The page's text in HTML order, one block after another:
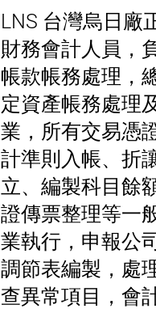
LNS 台灣烏日廠
財務會計人員，
帳款帳務處理，
定資產帳務處理
業，所有交易憑
計準則入帳、折
立、編製科目餘
證傳票整理等一
業執行，申報公
調節表編製，處
查異常項目，會